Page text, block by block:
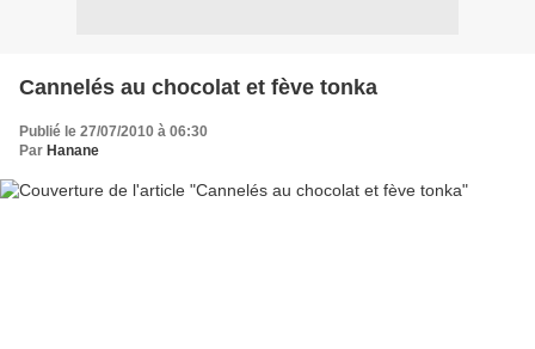
Cannelés au chocolat et fève tonka
Publié le 27/07/2010 à 06:30
Par Hanane